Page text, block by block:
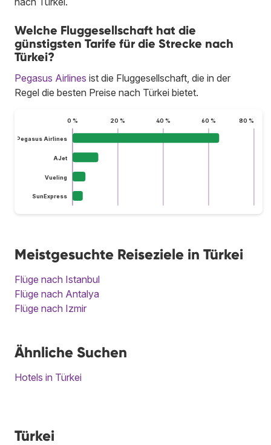
Welche Fluggesellschaft hat die
günstigsten Tarife für die Strecke nach
Türkei?
Pegasus Airlines ist die Fluggesellschaft, die in der
Regel die besten Preise nach Türkei bietet.
0 % 20 % 40 % 60 % 80 %
Pegasus Airlines
AJet
Vueling
SunExpress
Meistgesuchte Reiseziele in Türkei
Flüge nach Istanbul
Flüge nach Antalya
Flüge nach Izmir
Ähnliche Suchen
Hotels in Türkei
Türkei